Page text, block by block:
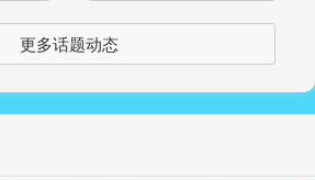
更多话题动态